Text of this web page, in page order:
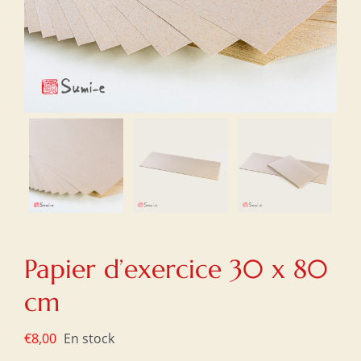
Papier d’exercice 30 x 80
cm
€8,00 En stock